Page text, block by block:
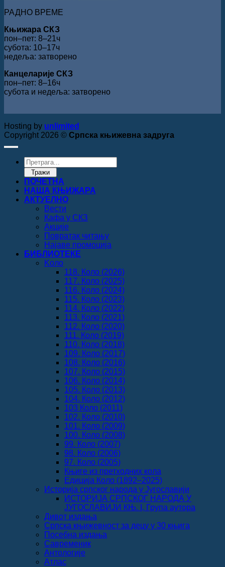
РАДНО ВРЕМЕ
Књижара СКЗ
пон‒пет: 8‒21ч
субота: 10‒17ч
недеља: затворено
Канцеларије СКЗ
пон‒пет: 8‒16ч
субота и недеља: затворено
Hosting by unlimited
Copyright 2026 © Српска књижевна задруга
Products
search
Тражи
ПОЧЕТНА
НАША КЊИЖАРА
АКТУЕЛНО
Вести
Кафа у СКЗ
Акције
Повратак читању
Најаве промоција
БИБЛИОТЕКЕ
Koло
118. Коло (2026)
117. Коло (2025)
116. Коло (2024)
115. Коло (2023)
114. Коло (2022)
113. Коло (2021)
112. Коло (2020)
111. Коло (2019)
110. Коло (2018)
109. Коло (2017)
108. Коло (2016)
107. Коло (2015)
106. Коло (2014)
105. Коло (2013)
104. Коло (2012)
103 Коло (2011)
102. Коло (2010)
101. Коло (2009)
100. Коло (2008)
99. Коло (2007)
98. Коло (2006)
97. Коло (2005)
Књиге из претходних кола
Едиција Коло (1892‒2025)
Историја српског народа у Југославији
ИСТОРИЈА СРПСКОГ НАРОДА У
ЈУГОСЛАВИЈИ КЊ. I, Група аутора
Дивот издања
Српска књижевност за децу у 30 књига
Посебна издања
Савременик
Антологије
Атлас